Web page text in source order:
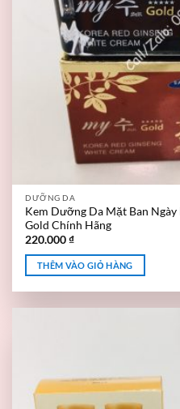
DƯỠNG DA
Kem Dưỡng Da Mặt Ban
Gold Chính Hãng
220.000₫
THÊM VÀO GIỎ HÀNG